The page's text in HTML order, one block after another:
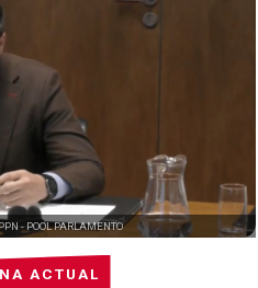
ACTUAL
- POOL PARLAMENTO